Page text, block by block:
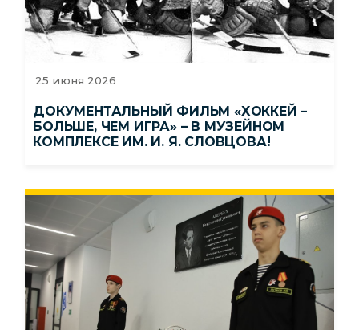
25 июня 2026
ДОКУМЕНТАЛЬНЫЙ ФИЛЬМ «ХОККЕЙ –
БОЛЬШЕ, ЧЕМ ИГРА» – В МУЗЕЙНОМ
КОМПЛЕКСЕ ИМ. И. Я. СЛОВЦОВА!